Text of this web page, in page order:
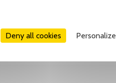
Deny all cookies Personalize